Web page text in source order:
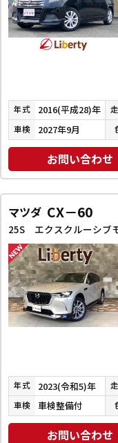
年式 2016(平成28)年
車検 2027年9月
お問い合わせ
マツダ CX－60
年式 2023(令和5)年
車検 車検整備付
お問い合わせ